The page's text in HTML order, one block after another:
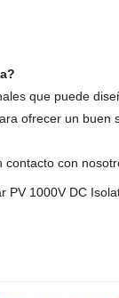
que puede
ofrecer un buen
contacto con